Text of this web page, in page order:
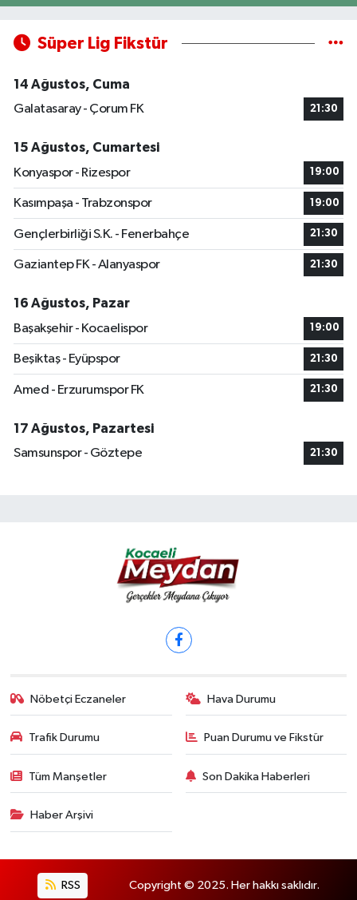
Süper Lig Fikstür
14 Ağustos, Cuma
Galatasaray - Çorum FK
21:30
15 Ağustos, Cumartesi
Konyaspor - Rizespor
19:00
Kasımpaşa - Trabzonspor 19:00
Gençlerbirliği S.K. - Fenerbahçe 21:30
Gaziantep FK - Alanyaspor 21:30
16 Ağustos, Pazar
Başakşehir - Kocaelispor
19:00
Beşiktaş - Eyüpspor 21:30
Amed - Erzurumspor FK 21:30
17 Ağustos, Pazartesi
Samsunspor - Göztepe
21:30
Nöbetçi Eczaneler Hava Durumu
Trafik Durumu Puan Durumu ve Fikstür
Tüm Manşetler Son Dakika Haberleri
Haber Arşivi
RSS Copyright © 2025. Her hakkı saklıdır.